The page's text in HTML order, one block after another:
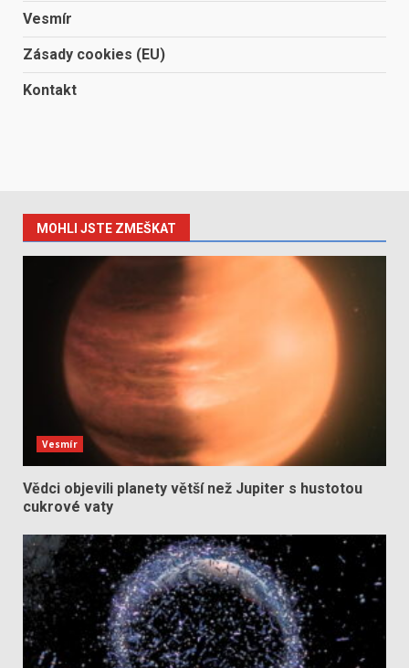
Vesmír
Zásady cookies (EU)
Kontakt
MOHLI JSTE ZMEŠKAT
Vesmír
Vědci objevili planety větší než Jupiter s hustotou
cukrové vaty